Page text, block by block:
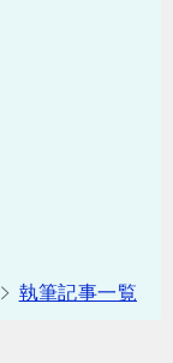
執筆記事一覧